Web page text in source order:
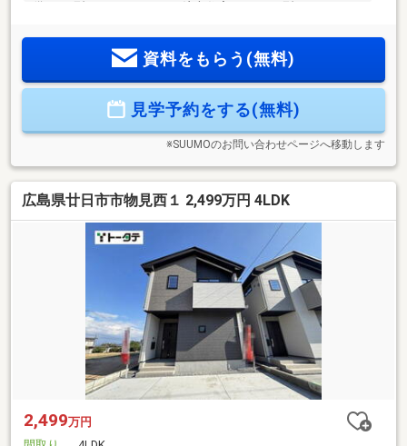
ス』 並列３台以上駐車可能な上、縦列にすることでさらに
駐車が可能。大型バイクの駐輪や来客時も安心です■『ランド
ロークを１階に設け、「干す・たたむ・片付ける」を最短動
でフラットアクセスが可能
資料をもらう(無料)
見学予約をする(無料)
※SUUMOのお問い合わせページへ移動します
広島県廿日市市物見西１ 2,499万円 4LDK
2,499万円